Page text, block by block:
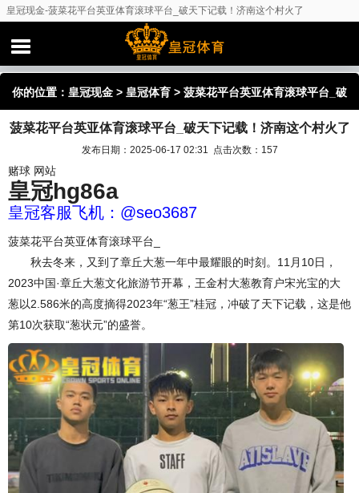
皇冠现金-菠菜花平台英亚体育滚球平台_破天下记载！济南这个村火了
你的位置： 皇冠现金 > 皇冠体育 > 菠菜花平台英亚体育滚球平台_破
天下记载！济南这个村火了
菠菜花平台英亚体育滚球平台_破天下记载！济南这个村火了
发布日期：2025-06-17 02:31 点击次数：157
赌球 网站
皇冠hg86a
皇冠客服飞机：@seo3687
菠菜花平台英亚体育滚球平台_
秋去冬来，又到了章丘大葱一年中最耀眼的时刻。11月10日，
2023中国·章丘大葱文化旅游节开幕，王金村大葱教育户宋光宝的大
葱以2.586米的高度摘得2023年“葱王”桂冠，冲破了天下记载，这是他
第10次获取“葱状元”的盛誉。